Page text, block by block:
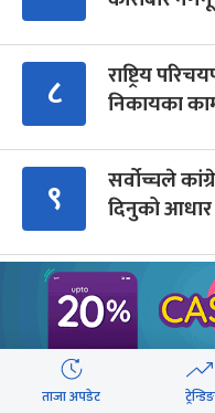
८
राष्ट्रिय
निकायका
९
सर्वोच्चले
दिनुको
ताजा अपडेट ट्रेन्डिङ